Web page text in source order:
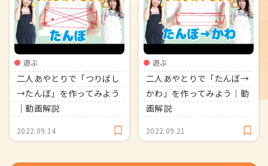
遊ぶ
二人あやとりで「つりばし
→たんぼ」を作ってみよう
｜動画解説
2022.09.14
遊ぶ
二人あやとりで「たんぼ→
かわ」を作ってみよう｜動
画解説
2022.09.21